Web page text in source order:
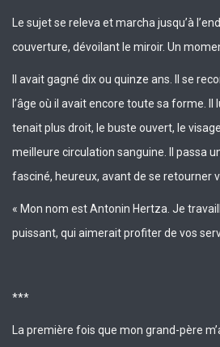
Le sujet se releva et marcha jusqu’à
couverture, dévoilant le miroir. Un
Il avait gagné dix ou quinze ans. Il se
l’âge où il avait encore toute sa forme. Il
tenait plus droit, le buste ouvert, le
meilleure circulation sanguine. Il passa
fasciné, heureux, avant de se retourner
« Mon nom est Antonin Hertza. Je
puissant, qui aimerait profiter de vos
***
La première fois que mon grand-père